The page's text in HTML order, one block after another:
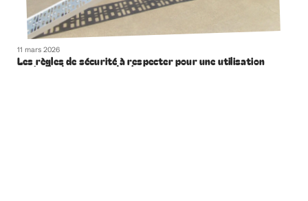
11 mars 2026
Les règles de sécurité à respecter pour une utilisation
optimale des rampes de chargement